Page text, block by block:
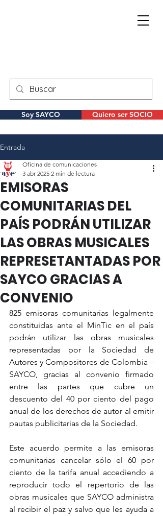
Soy SAYCO Quiero ser SOCIO
Entrada
EMISORAS
COMUNITARIAS DEL
PAÍS PODRÁN UTILIZAR
LAS OBRAS MUSICALES
REPRESETANTADAS POR
SAYCO GRACIAS A
CONVENIO
Oficina de comunicaciones
3 abr 2025 2 min de lectura
825 emisoras comunitarias legalmente
constituidas ante el MinTic en el país
podrán utilizar las obras musicales
representadas por la Sociedad de
Autores y Compositores de Colombia –
SAYCO, gracias al convenio firmado
entre las partes que cubre un
descuento del 40 por ciento del pago
anual de los derechos de autor al emitir
pautas publicitarias de la Sociedad.
Este acuerdo permite a las emisoras
comunitarias cancelar sólo el 60 por
ciento de la tarifa anual accediendo a
reproducir todo el repertorio de las
obras musicales que SAYCO administra
al recibir el paz y salvo que les ayuda a